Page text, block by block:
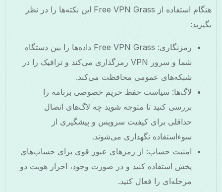
هنگام استفاده از Free VPN Grass این نکته‌ها را در نظر
بگیرید:
رمزنگاری: Free VPN Grass داده‌ها را بین دستگاه
شما و سرور VPN رمزگذاری می‌کند و ترافیک را در
شبکه‌های عمومی محافظت می‌کند.
لاگ‌ها: سیاست حفظ حریم خصوصی برنامه را
بررسی کنید تا متوجه شوید چه لاگ‌های اتصال
حداقلی برای کیفیت سرویس و پیشگیری از
سوءاستفاده نگهداری می‌شوند.
امنیت حساب: از رمزهای عبور قوی برای حساب‌های
پخش استفاده کنید و در صورت وجود، احراز هویت دو
مرحله‌ای را فعال کنید.